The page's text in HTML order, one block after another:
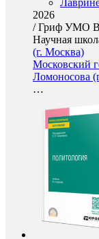
2026
/Гриф УМО
Научная
(г. Москва)
Московский
Ломоносова
…